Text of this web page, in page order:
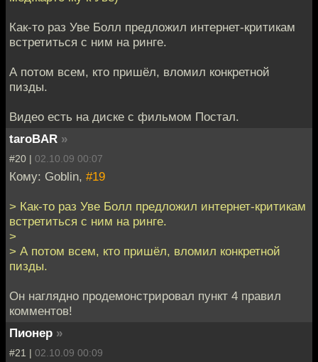
Как-то раз Уве Болл предложил интернет-критикам
встретиться с ним на ринге.
А потом всем, кто пришёл, вломил конкретной
пизды.
Видео есть на диске с фильмом Постал.
taroBAR »
#20 | 02.10.09 00:07
Кому: Goblin, #19
> Как-то раз Уве Болл предложил интернет-критикам
встретиться с ним на ринге.
>
> А потом всем, кто пришёл, вломил конкретной
пизды.
Он наглядно продемонстрировал пункт 4 правил
комментов!
Пионер »
#21 | 02.10.09 00:09